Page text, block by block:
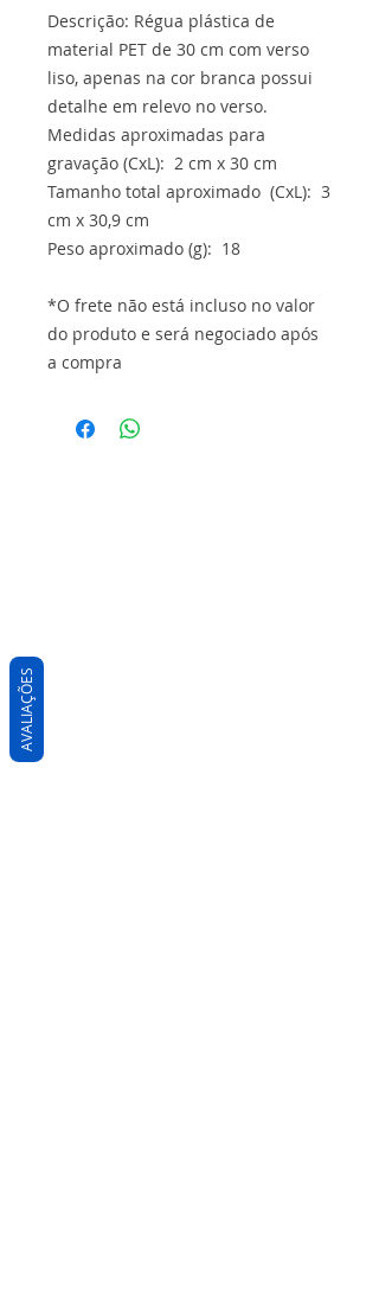
Descrição: Régua plástica de
material PET de 30 cm com verso
liso, apenas na cor branca possui
detalhe em relevo no verso.
Medidas aproximadas para
gravação (CxL): 2 cm x 30 cm
Tamanho total aproximado (CxL): 3
cm x 30,9 cm
Peso aproximado (g): 18
*O frete não está incluso no valor
do produto e será negociado após
a compra
AVALIAÇÕES